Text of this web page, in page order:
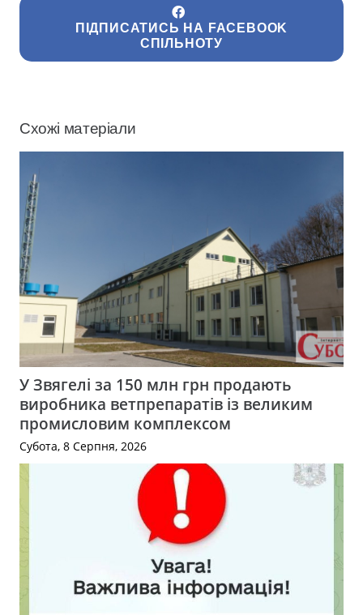
ПІДПИСАТИСЬ НА FACEBOOK
СПІЛЬНОТУ
Схожі матеріали
У Звягелі за 150 млн грн продають
виробника ветпрепаратів із великим
промисловим комплексом
Субота, 8 Серпня, 2026